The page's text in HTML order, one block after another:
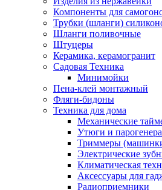
Компоненты для
Трубки (шланги)
Шланги поливочные
Штуцеры
Керамика, керамогранит
Садовая Техника
Минимойки
Пена-клей монтажный
Фляги-бидоны
Техника для дома
Механические
Утюги и
Триммеры
Электрические
Климатическая
Аксессуары для
Радиоприемники